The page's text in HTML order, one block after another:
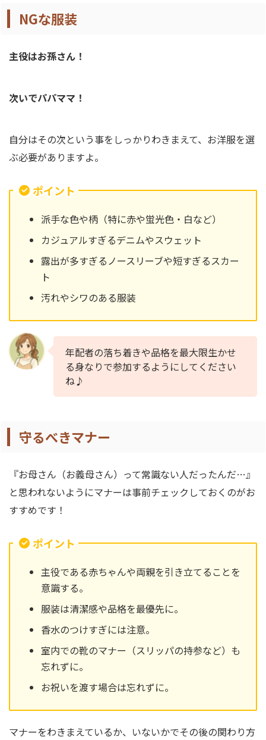
NGな服装
主役はお孫さん！
次いでパパママ！
自分はその次という事をしっかりわきまえて、お洋服を選
ぶ必要がありますよ。
ポイント
派手な色や柄（特に赤や蛍光色・白など）
カジュアルすぎるデニムやスウェット
露出が多すぎるノースリーブや短すぎるスカー
ト
汚れやシワのある服装
年配者の落ち着きや品格を最大限生かせ
る身なりで参加するようにしてください
ね♪
守るべきマナー
『お母さん（お義母さん）って常識ない人だったんだ…』
と思われないようにマナーは事前チェックしておくのがお
すすめです！
ポイント
主役である赤ちゃんや両親を引き立てることを
意識する。
服装は清潔感や品格を最優先に。
香水のつけすぎには注意。
室内での靴のマナー（スリッパの持参など）も
忘れずに。
お祝いを渡す場合は忘れずに。
マナーをわきまえているか、いないかでその後の関わり方